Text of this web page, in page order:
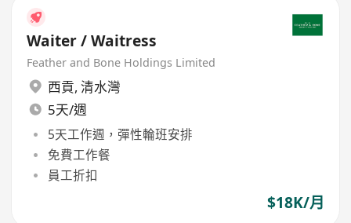
Waiter / Waitress
Feather and Bone Holdings Limited
西貢, 清水灣
5天/週
5天工作週，彈性輪班安排
免費工作餐
員工折扣
$18K/月